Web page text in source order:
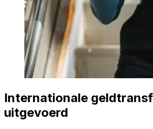
Internationale
uitgevoerd